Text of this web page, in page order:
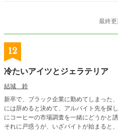
最終
12
冷たいアイツとジェラテリア
結城 鈴
新卒で、ブラック企業に勤めてしまった
には辞めると決めて、アルバイト先を探
にコーヒーの市場調査を一緒にどうかと
それに戸惑うが、いざバイトが始まると